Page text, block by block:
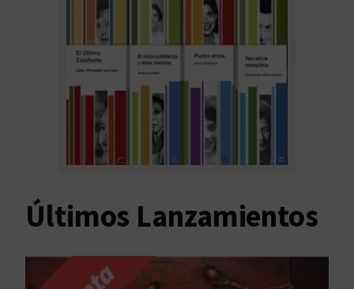
Últimos Lanzamientos